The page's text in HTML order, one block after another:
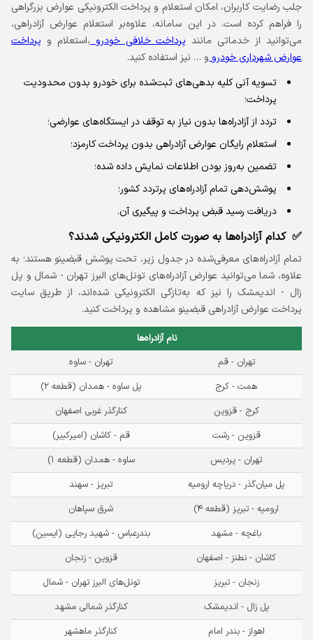
جلب رضایت کاربران، امکان استعلام و پرداخت الکترونیکی عوارض بزرگراهی
را فراهم کرده است. در این سامانه، علاوه‌بر استعلام عوارض آزادراهی،
می‌توانید از خدماتی مانندپرداخت خلافی خودرو،استعلام و پرداخت
عوارض شهرداری خودروو … نیز استفاده کنید.
تسویه آنی کلیه بدهی‌های ثبت‌شده برای خودرو بدون محدودیت
پرداخت؛
تردد از آزادراه‌ها بدون نیاز به توقف در ایستگاه‌های عوارضی؛
استعلام رایگان عوارض آزادراهی بدون پرداخت کارمزد؛
تضمین به‌روز بودن اطلاعات نمایش داده شده؛
پوشش‌دهی تمام آزادراه‌های پرتردد کشور؛
دریافت رسید قبض پرداخت و پیگیری آن.
کدام آزادراه‌ها به صورت کامل الکترونیکی شدند؟
تمام آزادراه‌های معرفی‌شده در جدول زیر، تحت پوشش قبضینو هستند؛ به
علاوه، شما می‌توانید عوارض آزادراه‌های تونل‌های البرز تهران - شمال و پل
زال - اندیمشک را نیز که به‌تازگی الکترونیکی شده‌اند، از طریق سایت
پرداخت عوارض آزادراهی قبضینو مشاهده و پرداخت کنید.
نام آزادراه‌ها
تهران - قم
تهران - ساوه
همت - کرج
پل ساوه - همدان (قطعه ۲)
کرج - قزوین
کنارگذر غربی اصفهان
قزوین - رشت
قم - کاشان (امیرکبیر)
تهران - پردیس
ساوه - همدان (قطعه ۱)
پل میان‌گذر - دریاچه ارومیه
تبریز - سهند
ارومیه - تبریز (قطعه ۴)
شرق سپاهان
باغچه - مشهد
بندرعباس - شهید رجایی (ایسین)
کاشان - نطنز - اصفهان
قزوین - زنجان
زنجان - تبریز
تونل‌های البرز تهران - شمال
پل زال - اندیمشک
کنارگذر شمالی مشهد
اهواز - بندر امام
کنارگذر ماهشهر